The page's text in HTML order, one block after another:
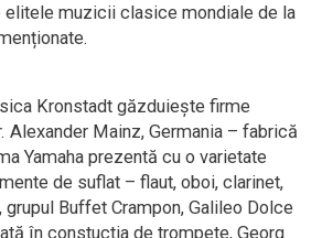
elitele muzicii clasice mondiale de la
Kronstadt găzduiește firme
Alexander Mainz, Germania – fabrică
Yamaha prezentă cu o varietate
de suflat – flaut, oboi, clarinet,
Buffet Crampon, Galileo Dolce
în constuctia de trompete, Georg